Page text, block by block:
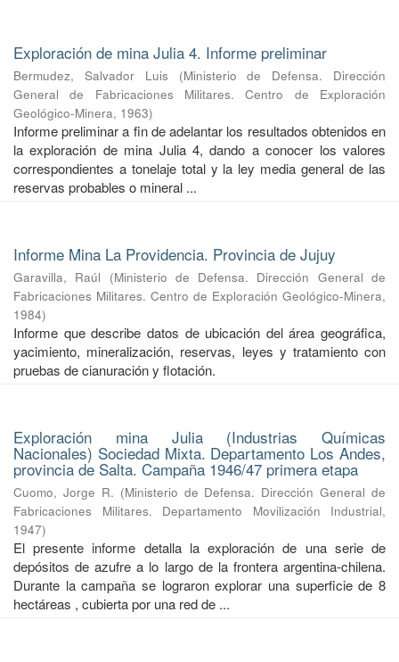
Exploración de mina Julia 4. Informe preliminar
Bermudez, Salvador Luis (Ministerio de Defensa. Dirección
General de Fabricaciones Militares. Centro de Exploración
Geológico-Minera, 1963)
Informe preliminar a fin de adelantar los resultados obtenidos en
la exploración de mina Julia 4, dando a conocer los valores
correspondientes a tonelaje total y la ley media general de las
reservas probables o mineral ...
Informe Mina La Providencia. Provincia de Jujuy
Garavilla, Raúl (Ministerio de Defensa. Dirección General de
Fabricaciones Militares. Centro de Exploración Geológico-Minera,
1984)
Informe que describe datos de ubicación del área geográfica,
yacimiento, mineralización, reservas, leyes y tratamiento con
pruebas de cianuración y flotación.
Exploración mina Julia (Industrias Químicas
Nacionales) Sociedad Mixta. Departamento Los Andes,
provincia de Salta. Campaña 1946/47 primera etapa
Cuomo, Jorge R. (Ministerio de Defensa. Dirección General de
Fabricaciones Militares. Departamento Movilización Industrial,
1947)
El presente informe detalla la exploración de una serie de
depósitos de azufre a lo largo de la frontera argentina-chilena.
Durante la campaña se lograron explorar una superficie de 8
hectáreas , cubierta por una red de ...